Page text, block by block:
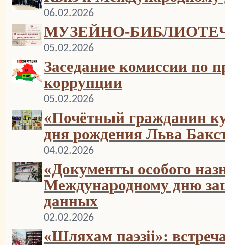
06.02.2026
МУЗЕЙНО-
05.02.2026
Заседание комиссии по
коррупции
05.02.2026
«Почётный гражданин
дня рождения Льва
04.02.2026
«Документы особого
Международному дню
данных
02.02.2026
«Шляхам паэзіі»: